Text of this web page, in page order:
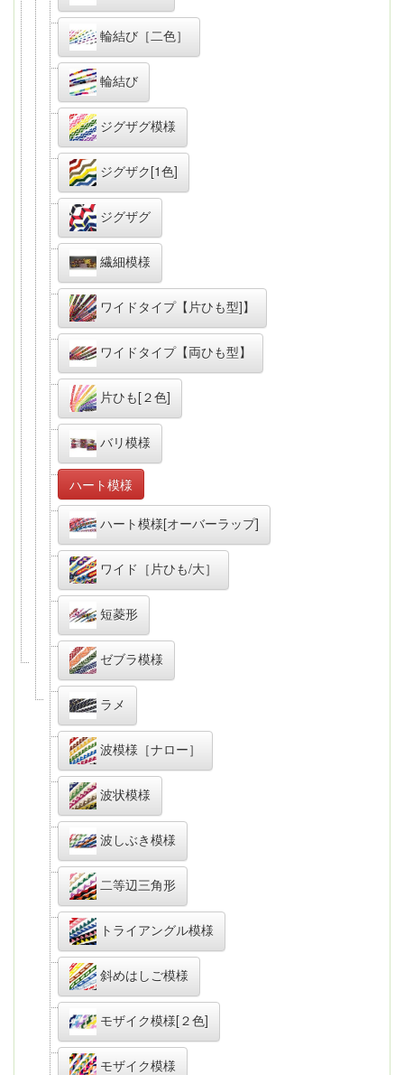
輪結び［二色］
輪結び
ジグザグ模様
ジグザク[1色]
ジグザグ
繊細模様
ワイドタイプ【片ひも型]】
ワイドタイプ【両ひも型】
片ひも[２色]
バリ模様
ハート模様
ハート模様[オーバーラップ]
ワイド［片ひも/大］
短菱形
ゼブラ模様
ラメ
波模様［ナロー］
波状模様
波しぶき模様
二等辺三角形
トライアングル模様
斜めはしご模様
モザイク模様[２色]
モザイク模様